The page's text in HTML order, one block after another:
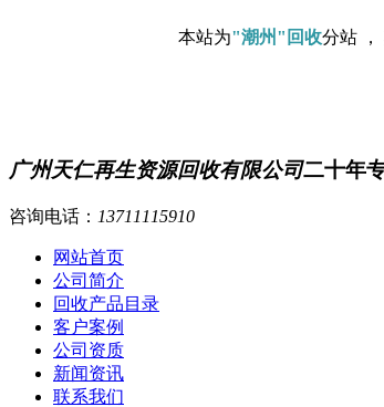
本站为"潮州"回收分站 ，
广州天仁再生资源回收有限公司二十年
咨询电话： 13711115910
网站首页
公司简介
回收产品目录
客户案例
公司资质
新闻资讯
联系我们